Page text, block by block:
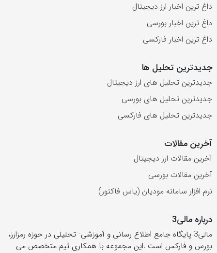
داغ ترین اخبار ارز دیجیتال
داغ ترین اخبار بورسی
داغ ترین اخبار فارکسی
جدیدترین تحلیل ها
جدیدترین تحلیل های ارز دیجیتال
جدیدترین تحلیل های بورسی
جدیدترین تحلیل های فارکسی
آخرین مقالات
آخرین مقالات ارز دیجیتال
آخرین مقالات بورسی
نرم افزار سامانه مودیان (یاس فاکتور)
درباره مالی3
مالی3 پایگاه جامع اطلاع رسانی و آموزشی- تحلیلی در حوزه رمزارز،
بورس و فارکس است .این مجموعه با همکاری تیم متخصص می